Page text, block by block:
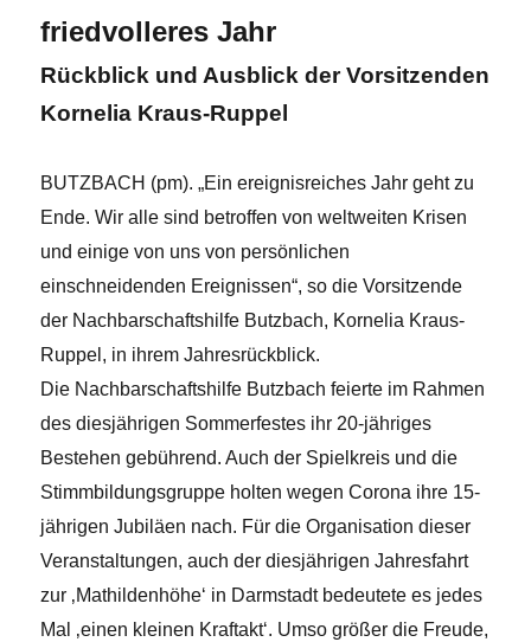
friedvolleres Jahr
Rückblick und Ausblick der Vorsitzenden
Kornelia Kraus-Ruppel
BUTZBACH (pm). „Ein ereignisreiches Jahr geht zu
Ende. Wir alle sind betroffen von weltweiten Krisen
und einige von uns von persönlichen
einschneidenden Ereignissen“, so die Vorsitzende
der Nachbarschaftshilfe Butzbach, Kornelia Kraus-
Ruppel, in ihrem Jahresrückblick.
Die Nachbarschaftshilfe Butzbach feierte im Rahmen
des diesjährigen Sommerfestes ihr 20-jähriges
Bestehen gebührend. Auch der Spielkreis und die
Stimmbildungsgruppe holten wegen Corona ihre 15-
jährigen Jubiläen nach. Für die Organisation dieser
Veranstaltungen, auch der diesjährigen Jahresfahrt
zur ‚Mathildenhöhe‘ in Darmstadt bedeutete es jedes
Mal ‚einen kleinen Kraftakt‘. Umso größer die Freude,